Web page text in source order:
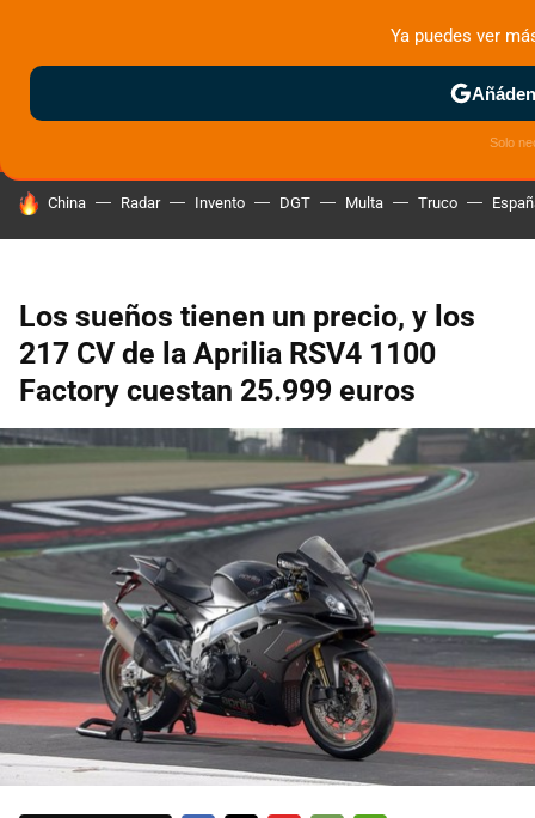
MENÚ NUEVO
MOTOS ELÉCTRICAS
HOY SE HABLA DE
China Radar Invento DGT Multa Truco
Los sueños tienen un precio, y los
217 CV de la Aprilia RSV4 1100
Factory cuestan 25.999 euros
Ya puedes ver
Solo